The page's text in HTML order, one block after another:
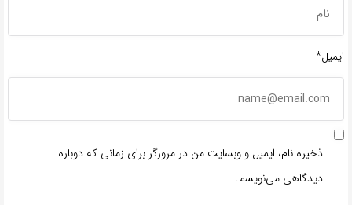
ایمیل*
ذخیره نام، ایمیل و وبسایت من در مرورگر برای زمانی که دوباره
دیدگاهی می‌نویسم.